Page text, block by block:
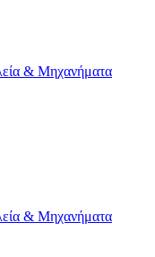
& Μηχανήματα
& Μηχανήματα